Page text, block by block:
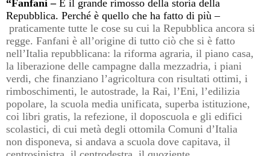
“Fanfani – È il grande rimosso della storia della
Repubblica. Perché è quello che ha fatto di più –
praticamente tutte le cose su cui la Repubblica ancora si
regge. Fanfani è all’origine di tutto ciò che si è fatto
nell’Italia repubblicana: la riforma agraria, il piano casa,
la liberazione delle campagne dalla mezzadria, i piani
verdi, che finanziano l’agricoltura con risultati ottimi, i
rimboschimenti, le autostrade, la Rai, l’Eni, l’edilizia
popolare, la scuola media unificata, superba istituzione,
coi libri gratis, la refezione, il doposcuola e gli edifici
scolastici, di cui metà degli ottomila Comuni d’Italia
non disponeva, si andava a scuola dove capitava, il